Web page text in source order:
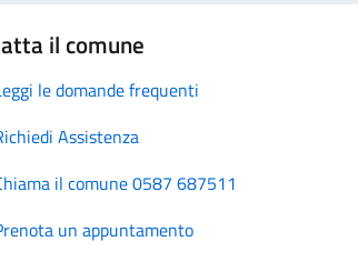
il comune
le domande frequenti
Assistenza
il comune 0587 687511
un appuntamento